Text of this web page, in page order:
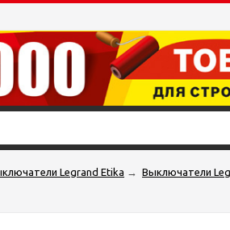
Legrand Etika → Выключатели